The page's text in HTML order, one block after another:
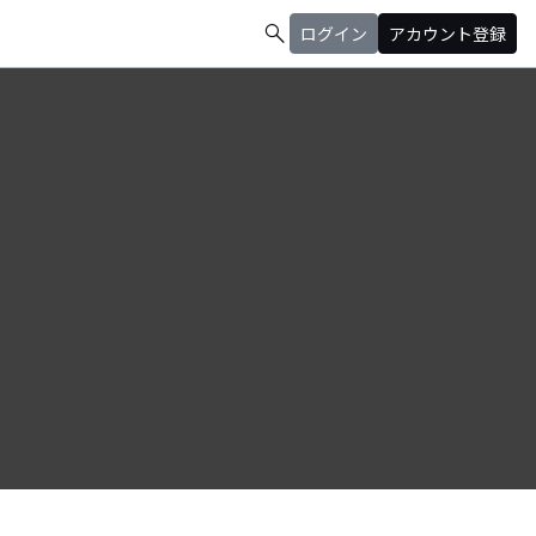
search ログイン アカウント登録